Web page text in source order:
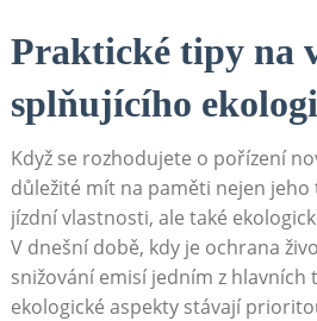
Praktické ⁤tipy na
splňujícího
Když se rozhodujete o pořízení
důležité mít‍ na‌ paměti nejen
jízdní vlastnosti, ale také
V dnešní době, kdy je ⁣ochrana
snižování emisí jedním z hlavních
ekologické aspekty‍ stávají